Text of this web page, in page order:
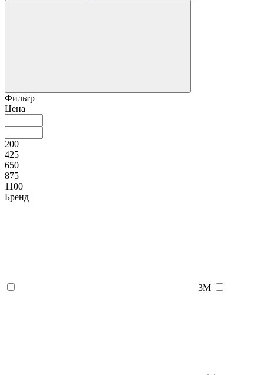
Фильтр
Цена
200
425
650
875
1100
Бренд
3М